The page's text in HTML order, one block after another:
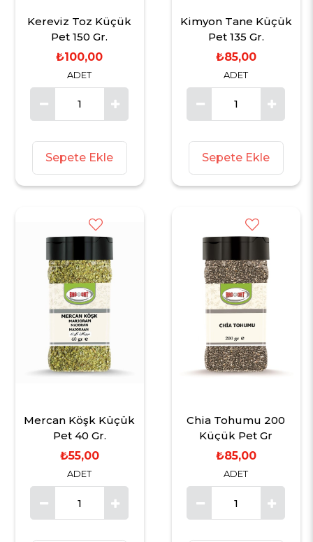
Kereviz Toz Küçük
Pet 150 Gr.
ADET
₺100,00
Sepete Ekle
Kimyon Tane Küçük
Pet 135 Gr.
ADET
₺85,00
Sepete Ekle
Mercan Köşk Küçük
Pet 40 Gr.
ADET
₺55,00
Chia Tohumu 200
Küçük Pet Gr
ADET
₺85,00